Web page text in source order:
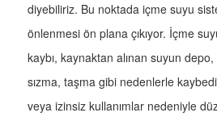
diyebiliriz. Bu noktada içme suyu
önlenmesi ön plana çıkıyor. İçme
kaybı, kaynaktan alınan suyun
sızma, taşma gibi nedenlerle
veya izinsiz kullanımlar nedeniyle